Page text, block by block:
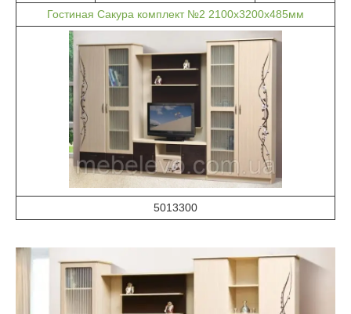
Гостиная Сакура комплект №2 2100х3200х485мм
5013300